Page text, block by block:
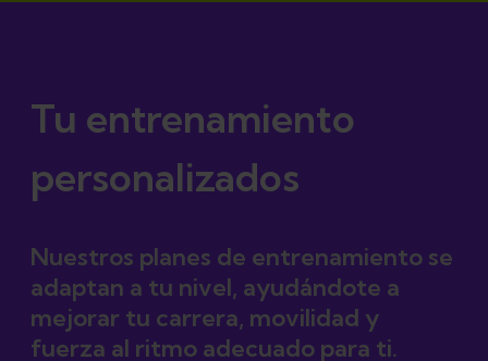
Tu entrenamiento
personalizados
Nuestros planes de entrenamiento se
adaptan a tu nivel, ayudándote a
mejorar tu carrera, movilidad y
fuerza al ritmo adecuado para ti.